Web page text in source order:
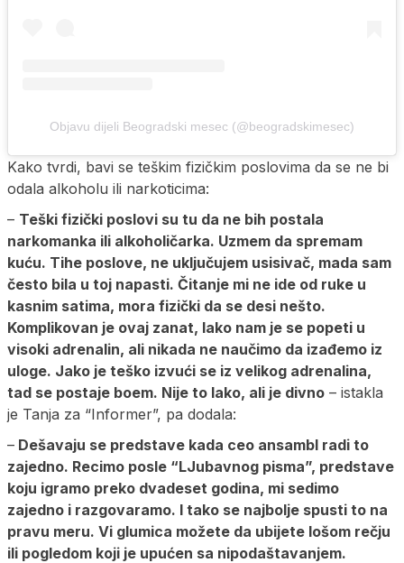
Objavu dijeli Beogradski mesec (@beogradskimesec)
Kako tvrdi, bavi se teškim fizičkim poslovima da se ne bi
odala alkoholu ili narkoticima:
– Teški fizički poslovi su tu da ne bih postala
narkomanka ili alkoholičarka. Uzmem da spremam
kuću. Tihe poslove, ne uključujem usisivač, mada sam
često bila u toj napasti. Čitanje mi ne ide od ruke u
kasnim satima, mora fizički da se desi nešto.
Komplikovan je ovaj zanat, lako nam je se popeti u
visoki adrenalin, ali nikada ne naučimo da izađemo iz
uloge. Jako je teško izvući se iz velikog adrenalina,
tad se postaje boem. Nije to lako, ali je divno – istakla
je Tanja za “Informer”, pa dodala:
– Dešavaju se predstave kada ceo ansambl radi to
zajedno. Recimo posle “LJubavnog pisma”, predstave
koju igramo preko dvadeset godina, mi sedimo
zajedno i razgovaramo. I tako se najbolje spusti to na
pravu meru. Vi glumica možete da ubijete lošom rečju
ili pogledom koji je upućen sa nipodaštavanjem.